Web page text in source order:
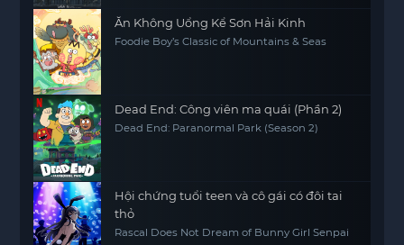
Ăn Không Uổng Kể Sơn Hải Kinh
Foodie Boy’s Classic of Mountains & Seas
Dead End: Công viên ma quái (Phần 2)
Dead End: Paranormal Park (Season 2)
Hội chứng tuổi teen và cô gái có đôi tai
thỏ
Rascal Does Not Dream of Bunny Girl Senpai